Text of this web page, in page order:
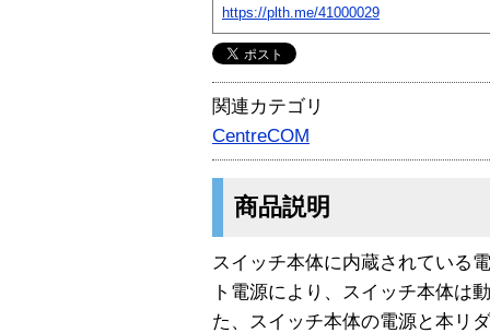
https://plth.me/41000029
関連カテゴリ
CentreCOM
商品説明
スイッチ本体に内蔵されている
ト電源により、スイッチ本体は
た、スイッチ本体の電源と本リ